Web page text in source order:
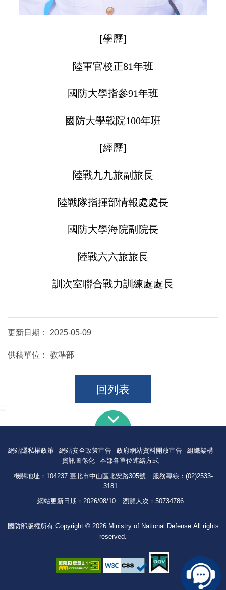
[學歷]
陸軍官校正81年班
國防大學指參91年班
國防大學戰院100年班
[經歷]
陸戰九九旅副旅長
陸戰隊指揮部情報處處長
國防大學海院副院長
陸戰六六旅旅長
訓次室聯合戰力訓練處處長
更新日期： 2025-05-09
供稿單位： 教準部
回列表
網站隱私權政策 網站安全政策宣告 政府網站資料開放宣告
組織架構
資訊圖像化
本部各單位連絡方式
機關地址：104237 臺北市中山區北安路305號
服務專線：(02)2533-
3181
網站更新日期： 2026/08/10 瀏覽人次： 50734786
國防部版權所有 Copyright © 2026 Ministry of National Defense.All rights
reserved.